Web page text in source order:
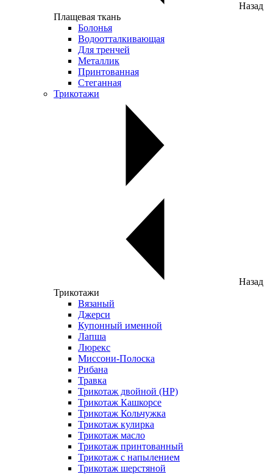
Назад
Плащевая ткань
Болонья
Водоотталкивающая
Для тренчей
Металлик
Принтованная
Стеганная
Трикотажи
Назад
Трикотажи
Вязаный
Джерси
Купонный именной
Лапша
Люрекс
Миссони-Полоска
Рибана
Травка
Трикотаж двойной (НР)
Трикотаж Кашкорсе
Трикотаж Кольчужка
Трикотаж кулирка
Трикотаж масло
Трикотаж принтованный
Трикотаж с напылением
Трикотаж шерстяной